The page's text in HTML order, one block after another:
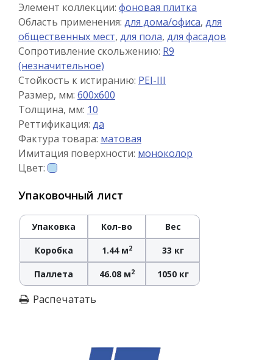
Элемент коллекции: фоновая плитка
Область применения: для дома/офиса, для
общественных мест, для пола, для фасадов
Сопротивление скольжению: R9
(незначительное)
Стойкость к истиранию: PEI-III
Размер, мм: 600x600
Толщина, мм: 10
Реттификация: да
Фактура товара: матовая
Имитация поверхности: моноколор
Цвет:
Упаковочный лист
Упаковка Кол-во Вес
Коробка 1.44 м2 33 кг
Паллета 46.08 м2 1050 кг
Распечатать